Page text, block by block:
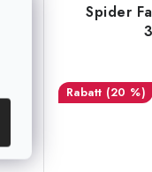
Spider
(20 %)